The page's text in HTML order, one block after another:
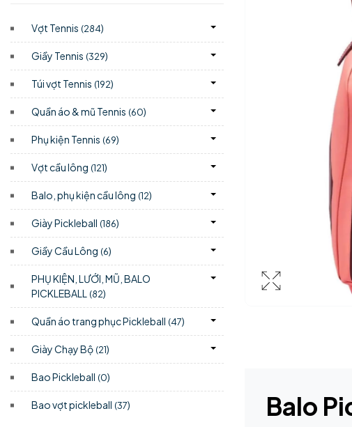
Vợt Tennis (284)
Giầy Tennis (329)
Túi vợt Tennis (192)
Quần áo & mũ Tennis (60)
Phụ kiện Tennis (69)
Vợt cầu lông (121)
Balo, phụ kiện cầu lông (12)
Giày Pickleball (186)
Giầy Cầu Lông (6)
PHỤ KIỆN, LƯỚI, MŨ, BALO
PICKLEBALL (82)
Quần áo trang phục Pickleball (47)
Giày Chạy Bộ (21)
Bao Pickleball (0)
Bao vợt pickleball (37) Balo